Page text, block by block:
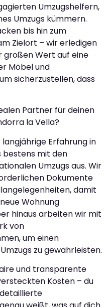
Umzugshelfern,
Umzugs kümmern.
bis hin zum
Zielort – wir erledigen
großen Wert auf eine
Möbel und
sicherzustellen, dass
Partner für deinen
la Vella?
Erfahrung in
bestens mit den
Umzugs aus. Wir
Dokumente
damit
Wohnung
hinaus arbeiten wir mit
von
um einen
zu gewährleisten.
und transparente
Kosten – du